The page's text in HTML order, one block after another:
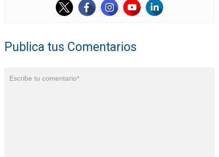
Publica tus Comentarios